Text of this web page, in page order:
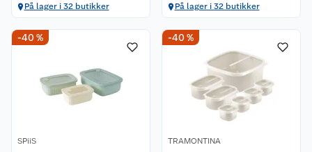
På lager i 32 butikker På lager i 32 butikker
-40 %
SPiiS
-40 %
TRAMONTINA